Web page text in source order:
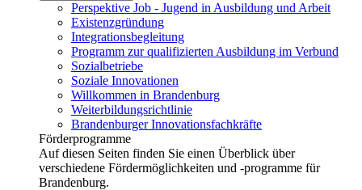
Perspektive Job - Jugend in Ausbildung und Arbeit
Existenzgründung
Integrationsbegleitung
Programm zur qualifizierten Ausbildung im Verbund
Sozialbetriebe
Soziale Innovationen
Willkommen in Brandenburg
Weiterbildungsrichtlinie
Brandenburger Innovationsfachkräfte
Förderprogramme
Auf diesen Seiten finden Sie einen Überblick über
verschiedene Fördermöglichkeiten und -programme für
Brandenburg.